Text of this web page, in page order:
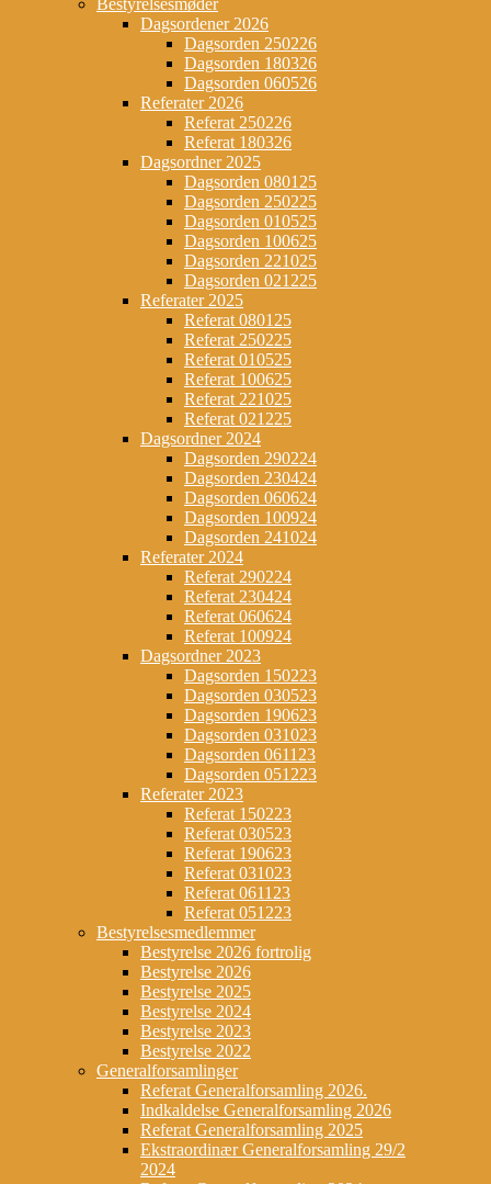
Bestyrelsesmøder
Dagsordener 2026
Dagsorden 250226
Dagsorden 180326
Dagsorden 060526
Referater 2026
Referat 250226
Referat 180326
Dagsordner 2025
Dagsorden 080125
Dagsorden 250225
Dagsorden 010525
Dagsorden 100625
Dagsorden 221025
Dagsorden 021225
Referater 2025
Referat 080125
Referat 250225
Referat 010525
Referat 100625
Referat 221025
Referat 021225
Dagsordner 2024
Dagsorden 290224
Dagsorden 230424
Dagsorden 060624
Dagsorden 100924
Dagsorden 241024
Referater 2024
Referat 290224
Referat 230424
Referat 060624
Referat 100924
Dagsordner 2023
Dagsorden 150223
Dagsorden 030523
Dagsorden 190623
Dagsorden 031023
Dagsorden 061123
Dagsorden 051223
Referater 2023
Referat 150223
Referat 030523
Referat 190623
Referat 031023
Referat 061123
Referat 051223
Bestyrelsesmedlemmer
Bestyrelse 2026 fortrolig
Bestyrelse 2026
Bestyrelse 2025
Bestyrelse 2024
Bestyrelse 2023
Bestyrelse 2022
Generalforsamlinger
Referat Generalforsamling 2026.
Indkaldelse Generalforsamling 2026
Referat Generalforsamling 2025
Ekstraordinær Generalforsamling 29/2
2024